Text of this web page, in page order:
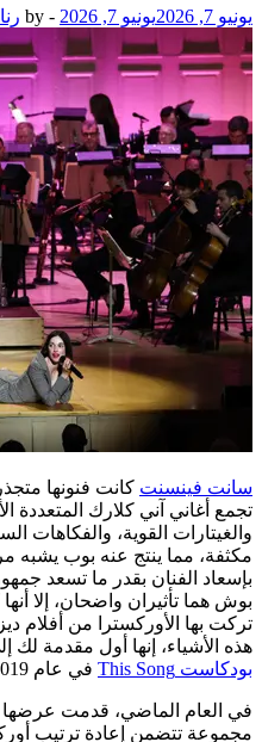
يونيو 7, 2026 يونيو 7, 2026 -
by
سانت فينسنتكانت فنونها
تجمع أغاني آني كلارك المتعددة
والغيتارات القوية، والفكاهات
مكثفة، مما ينتج عنه بوب يشبه
بإسعاد الفنان بقدر ما تسعد
بوش هما تأثيران واضحان، إلا
تركت بها الأوركسترا من أفلام
هذه الأشياء، إنها أول مقدمة لك
بودكاست This Song
في عام 2019.
مجموعة تتضمن إعادة ترتيب